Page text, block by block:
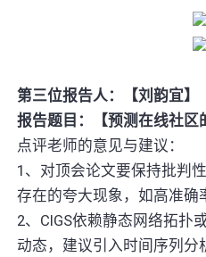
第三位报告人：【刘韵宜】
报告题目：【预测在线社区
点评老师的意见与建议：
1、对顶会论文要保持批判
存在的夸大现象，如高准确
2、CIGS依赖静态网络拓扑
动态，建议引入时间序列